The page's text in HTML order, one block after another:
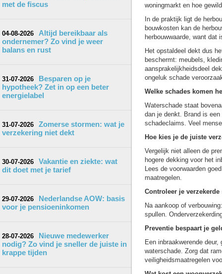
met de fiscus
04-08-2026
Altijd bereikbaar als
ondernemer? Zo vind je weer
balans en rust
31-07-2026
Besparen op je
hypotheek? Zet in op een beter
energielabel
31-07-2026
Zomerse stormen: wat je
verzekering niet dekt
30-07-2026
Vakantie en ziekte: wat
dit doet met je tarief
29-07-2026
Nederlandse AOW: basis
voor je pensioeninkomen
28-07-2026
Nieuwe medewerker
nodig? Zo vind je sneller de juiste in
krappe tijden
woningmarkt en hoe
In de praktijk ligt de
bouwkosten kan de
herbouwwaarde, want dat
Het opstaldeel dekt dus
beschermt: meubels,
aansprakelijkheidsdeel
ongeluk schade
Welke schades komen
Waterschade staat
dan je denkt. Brand is
schadeclaims. Veel
Hoe kies je de juiste
Vergelijk niet alleen de
hogere dekking voor het
Lees de voorwaarden
maatregelen.
Controleer je verzekerde
Na aankoop of
spullen.
Preventie bespaart je
Een inbraakwerende
waterschade. Zorg dat
veiligheidsmaatregelen